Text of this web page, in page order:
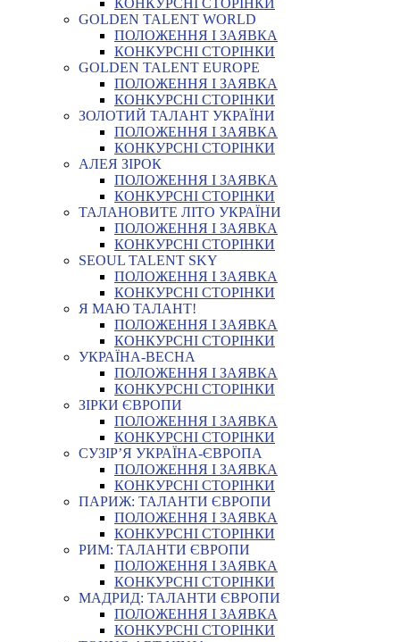
КОНКУРСНІ СТОРІНКИ
GOLDEN TALENT WORLD
ПОЛОЖЕННЯ І ЗАЯВКА
КОНКУРСНІ СТОРІНКИ
GOLDEN TALENT EUROPE
ПОЛОЖЕННЯ І ЗАЯВКА
КОНКУРСНІ СТОРІНКИ
ЗОЛОТИЙ ТАЛАНТ УКРАЇНИ
ПОЛОЖЕННЯ І ЗАЯВКА
КОНКУРСНІ СТОРІНКИ
АЛЕЯ ЗІРОК
ПОЛОЖЕННЯ І ЗАЯВКА
КОНКУРСНІ СТОРІНКИ
ТАЛАНОВИТЕ ЛІТО УКРАЇНИ
ПОЛОЖЕННЯ І ЗАЯВКА
КОНКУРСНІ СТОРІНКИ
SEOUL TALENT SKY
ПОЛОЖЕННЯ І ЗАЯВКА
КОНКУРСНІ СТОРІНКИ
Я МАЮ ТАЛАНТ!
ПОЛОЖЕННЯ І ЗАЯВКА
КОНКУРСНІ СТОРІНКИ
УКРАЇНА-ВЕСНА
ПОЛОЖЕННЯ І ЗАЯВКА
КОНКУРСНІ СТОРІНКИ
ЗІРКИ ЄВРОПИ
ПОЛОЖЕННЯ І ЗАЯВКА
КОНКУРСНІ СТОРІНКИ
СУЗІР’Я УКРАЇНА-ЄВРОПА
ПОЛОЖЕННЯ І ЗАЯВКА
КОНКУРСНІ СТОРІНКИ
ПАРИЖ: ТАЛАНТИ ЄВРОПИ
ПОЛОЖЕННЯ І ЗАЯВКА
КОНКУРСНІ СТОРІНКИ
РИМ: ТАЛАНТИ ЄВРОПИ
ПОЛОЖЕННЯ І ЗАЯВКА
КОНКУРСНІ СТОРІНКИ
МАДРИД: ТАЛАНТИ ЄВРОПИ
ПОЛОЖЕННЯ І ЗАЯВКА
КОНКУРСНІ СТОРІНКИ